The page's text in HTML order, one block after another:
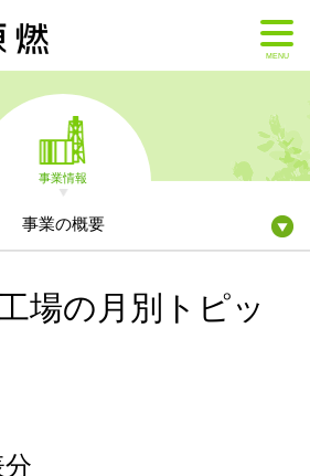
MENU
事業情報
事業の概要
場の月別トピッ